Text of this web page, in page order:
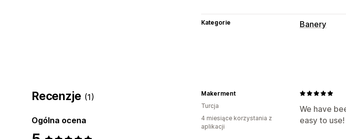
Kategorie Banery
Pozycja
Kolor i
Recenzje (1)
Ogólna ocena
We have
easy to use!
Makerment
Turcja
4 miesiące korzystania z
aplikacji